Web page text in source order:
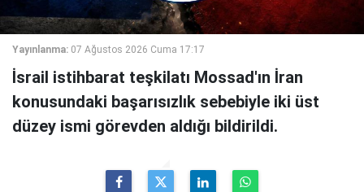
Yayınlanma: 07 Ağustos 2026 Cuma 17:17
İsrail istihbarat teşkilatı Mossad'ın İran
konusundaki başarısızlık sebebiyle iki üst
düzey ismi görevden aldığı bildirildi.